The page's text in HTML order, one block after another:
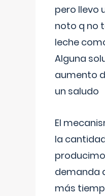
pero llevo
noto q no
leche
Alguna
aumento
un saludo
El
la
demanda
más